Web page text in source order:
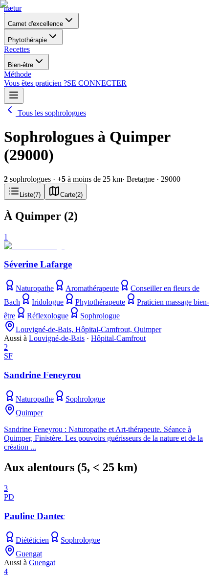
nætur
Carnet d'excellence
Phytothérapie
Recettes
Bien-être
Méthode
Vous êtes praticien ?SE CONNECTER
Tous les sophrologues
Sophrologues à Quimper
(29000)
2 sophrologues · +5 à moins de 25 km· Bretagne · 29000
Liste(7) Carte(2)
À Quimper (2)
1
Séverine Lafarge
Naturopathe Aromathérapeute
Conseiller en fleurs de
Bach
Iridologue Phytothérapeute
Praticien massage bien-
être
Réflexologue
Sophrologue
Louvigné-de-Bais, Hôpital-Camfrout, Quimper
Aussi à Louvigné-de-Bais · Hôpital-Camfrout
2
SF
Sandrine Feneyrou
Naturopathe
Sophrologue
Quimper
Sandrine Feneyrou : Naturopathe et Art-thérapeute. Séance à
Quimper, Finistère. Les pouvoirs guérisseurs de la nature et de la
création ...
Aux alentours (5, < 25 km)
3
PD
Pauline Dantec
Diététicien
Sophrologue
Guengat
Aussi à Guengat
4